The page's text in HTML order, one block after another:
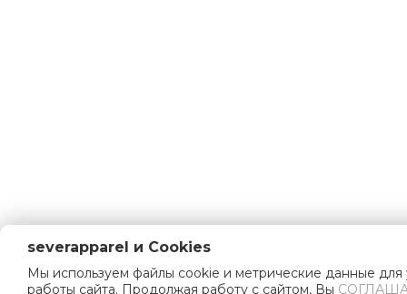
severapparel и Cookies
Мы используем файлы cookie и метрические данные
работы сайта. Продолжая работу с сайтом, Вы